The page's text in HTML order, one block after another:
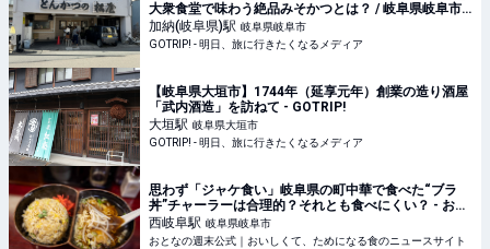
大衆食堂で味わう絶品みそかつとは？ / 岐阜県岐阜市
松鴻町の「とんかつの松屋」 - GOTRIP!
加納(岐阜県)駅 岐阜県岐阜市
GOTRIP! - 明日、旅に行きたくなるメディア
【岐阜県大垣市】1744年（延享元年）創業の造り酒屋
「武内酒造」を訪ねて - GOTRIP!
大垣駅 岐阜県大垣市
GOTRIP! - 明日、旅に行きたくなるメディア
思わず「ジャケ食い」岐阜県の町中華で食べた“ブラ
丼”チャーラーは合理的？それとも食べにくい？ - おと
なの週末公式｜おいしくて、ためになる食のニュース
サイト
西岐阜駅 岐阜県岐阜市
おとなの週末公式｜おいしくて、ためになる食のニュースサイト